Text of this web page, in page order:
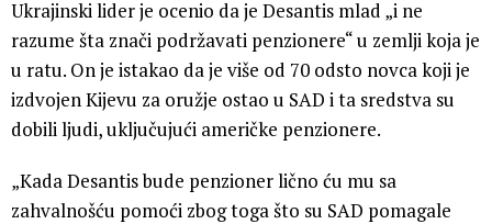
Ukrajinski lider je ocenio da je Desantis mlad „i ne
razume šta znači podržavati penzionere“ u zemlji koja je
u ratu. On je istakao da je više od 70 odsto novca koji je
izdvojen Kijevu za oružje ostao u SAD i ta sredstva su
dobili ljudi, uključujući američke penzionere.
„Kada Desantis bude penzioner lično ću mu sa
zahvalnošću pomoći zbog toga što su SAD pomagale